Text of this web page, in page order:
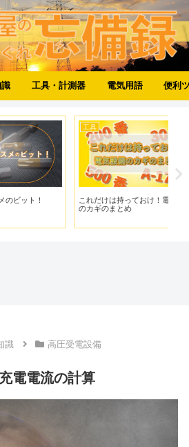
工具・計測器 電気用語 便利
これだけは持っておけ！電気設備
のカギのまとめ
識 高圧受電設備
電電流の計算